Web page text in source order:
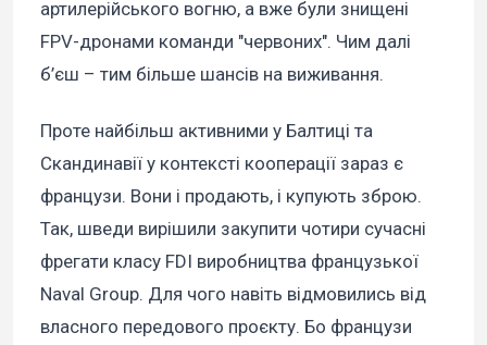
артилерійського вогню, а вже були знищені
FPV-дронами команди "червоних". Чим далі
б’єш – тим більше шансів на виживання.
Проте найбільш активними у Балтиці та
Скандинавії у контексті кооперації зараз є
французи. Вони і продають, і купують зброю.
Так, шведи вирішили закупити чотири сучасні
фрегати класу FDI виробництва французької
Naval Group. Для чого навіть відмовились від
власного передового проєкту. Бо французи